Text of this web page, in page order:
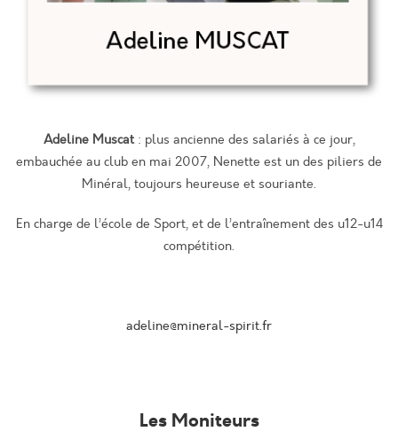
Adeline Muscat: plus ancienne des salariés à ce jour,
embauchée au club en mai 2007, Nenette est un des piliers de
Minéral, toujours heureuse et souriante.
En charge de l’école de Sport, et de l’entraînement des u12-u14
compétition.
adeline@mineral-spirit.fr
Les Moniteurs